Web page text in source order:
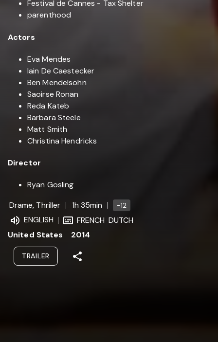
Festival de Cannes - Tax Shelter
parenthood
Actors
Eva Mendes
Iain De Caestecker
Ben Mendelsohn
Saoirse Ronan
Reda Kateb
Barbara Steele
Matt Smith
Christina Hendricks
Director
Ryan Gosling
Drame, Thriller
1h 35min -12
ENGLISH FRENCH DUTCH
United States
2014
TRAILER